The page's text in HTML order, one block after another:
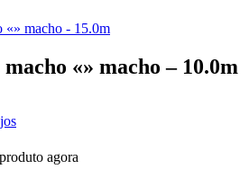
«» macho – 10.0m
agora